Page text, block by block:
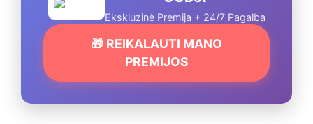
Ekskluzinė Premija + 24/7 Pagalba
🎁 REIKALAUTI MANO
PREMIJOS